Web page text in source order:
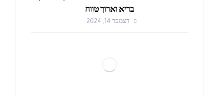
בריא וארוך טווח
דצמבר 14, 2024